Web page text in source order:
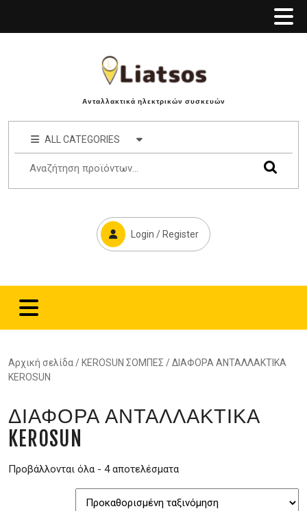
Ανταλλακτικά ηλεκτρικών συσκευών
ALL CATEGORIES
Login / Register
Αρχική σελίδα / KEROSUN ΣΟΜΠΕΣ / ΔΙΑΦΟΡΑ ΑΝΤΑΛΛΑΚΤΙΚΑ
KEROSUN
ΔΙΑΦΟΡΑ ΑΝΤΑΛΛΑΚΤΙΚΑ
KEROSUN
Προβάλλονται όλα - 4 αποτελέσματα